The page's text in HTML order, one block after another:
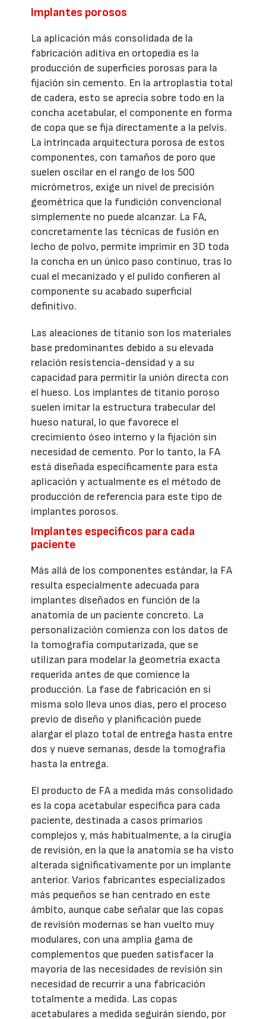
Implantes porosos
La aplicación más consolidada de la
fabricación aditiva en ortopedia es la
producción de superficies porosas para la
fijación sin cemento. En la artroplastia total
de cadera, esto se aprecia sobre todo en la
concha acetabular, el componente en forma
de copa que se fija directamente a la pelvis.
La intrincada arquitectura porosa de estos
componentes, con tamaños de poro que
suelen oscilar en el rango de los 500
micrómetros, exige un nivel de precisión
geométrica que la fundición convencional
simplemente no puede alcanzar. La FA,
concretamente las técnicas de fusión en
lecho de polvo, permite imprimir en 3D toda
la concha en un único paso continuo, tras lo
cual el mecanizado y el pulido confieren al
componente su acabado superficial
definitivo.
Las aleaciones de titanio son los materiales
base predominantes debido a su elevada
relación resistencia-densidad y a su
capacidad para permitir la unión directa con
el hueso. Los implantes de titanio poroso
suelen imitar la estructura trabecular del
hueso natural, lo que favorece el
crecimiento óseo interno y la fijación sin
necesidad de cemento. Por lo tanto, la FA
está diseñada específicamente para esta
aplicación y actualmente es el método de
producción de referencia para este tipo de
implantes porosos.
Implantes específicos para cada
paciente
Más allá de los componentes estándar, la FA
resulta especialmente adecuada para
implantes diseñados en función de la
anatomía de un paciente concreto. La
personalización comienza con los datos de
la tomografía computarizada, que se
utilizan para modelar la geometría exacta
requerida antes de que comience la
producción. La fase de fabricación en sí
misma solo lleva unos días, pero el proceso
previo de diseño y planificación puede
alargar el plazo total de entrega hasta entre
dos y nueve semanas, desde la tomografía
hasta la entrega.
El producto de FA a medida más consolidado
es la copa acetabular específica para cada
paciente, destinada a casos primarios
complejos y, más habitualmente, a la cirugía
de revisión, en la que la anatomía se ha visto
alterada significativamente por un implante
anterior. Varios fabricantes especializados
más pequeños se han centrado en este
ámbito, aunque cabe señalar que las copas
de revisión modernas se han vuelto muy
modulares, con una amplia gama de
complementos que pueden satisfacer la
mayoría de las necesidades de revisión sin
necesidad de recurrir a una fabricación
totalmente a medida. Las copas
acetabulares a medida seguirán siendo, por